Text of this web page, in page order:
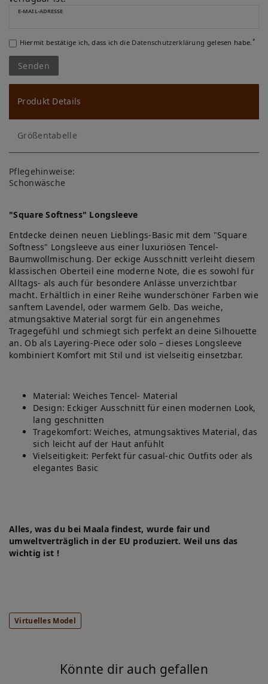
ns
ch
lis
te
E-MAIL-ADRESSE
Hiermit bestätige ich, dass ich die Daten­schutz­erklärung gelesen habe.*
Senden
Produkt Details
Größentabelle
Pflegehinweise:
Schonwäsche
"Square Softness" Longsleeve
Entdecke deinen neuen Lieblings-Basic mit dem "Square
Softness" Longsleeve aus einer luxuriösen Tencel-
Baumwollmischung. Der eckige Ausschnitt verleiht diesem
klassischen Oberteil eine moderne Note, die es sowohl für
Alltags- als auch für besondere Anlässe unverzichtbar
macht. Erhältlich in einer Reihe wunderschöner Farben wie
sanftem Lavendel, oder warmem Gelb. Das weiche,
atmungsaktive Material sorgt für ein angenehmes
Tragegefühl und schmiegt sich perfekt an deine Silhouette
an. Ob als Layering-Piece oder solo – dieses Longsleeve
kombiniert Komfort mit Stil und ist vielseitig einsetzbar.
Material: Weiches Tencel- Material
Design: Eckiger Ausschnitt für einen modernen Look,
lang geschnitten
Tragekomfort: Weiches, atmungsaktives Material, das
sich leicht auf der Haut anfühlt
Vielseitigkeit: Perfekt für casual-chic Outfits oder als
elegantes Basic
Alles, was du bei Maala findest, wurde fair und
umweltverträglich in der EU produziert. Weil uns das
wichtig ist !
Virtuelles Model
Könnte dir auch gefallen